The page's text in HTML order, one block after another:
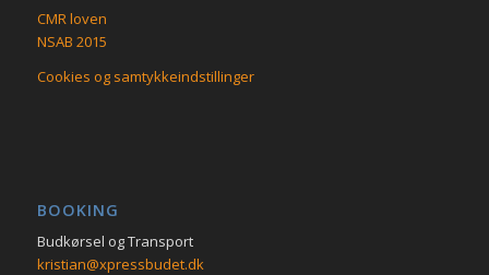
CMR loven
NSAB 2015
Cookies og samtykkeindstillinger
BOOKING
Budkørsel og Transport
kristian@xpressbudet.dk